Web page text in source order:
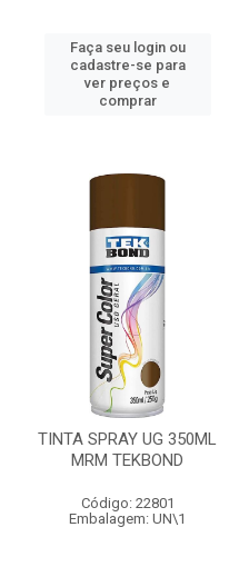
Faça seu login ou
cadastre-se para
ver preços e
comprar
TINTA SPRAY UG 350ML
MRM TEKBOND
Código: 22801
Embalagem: UN\1